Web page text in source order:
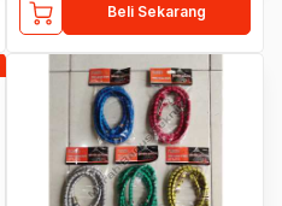
Beli Sekarang